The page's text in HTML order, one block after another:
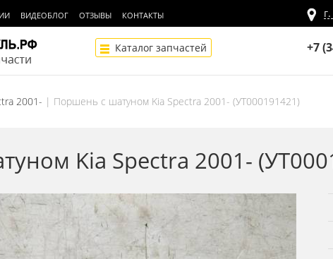
ВИДЕОБЛОГ ОТЗЫВЫ КОНТАКТЫ г.
Каталог запчастей +7
2001- Поршень с шатуном Kia Spectra 2001- (УТ000191421)
Kia Spectra 2001-